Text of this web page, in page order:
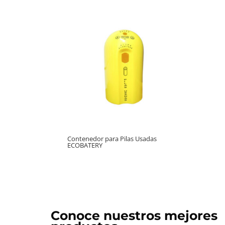
Contenedor para Pilas Usadas
ECOBATERY
Conoce nuestros mejores